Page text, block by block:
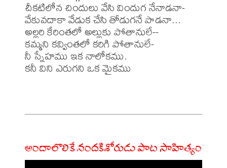
చీకటిలోన చిందులు వేసి విందుగ నేనాడనా-
వేకువదాకా వేడుక చేసి తోడుగనే పాడనా...
అల్లరి కేరింతలో అల్లుకు పోతానులే--
కమ్మని కవ్వింతలో కరిగి పోతానులే-
నీ స్నేహము ఇక నాలోకము.
కనీ విని ఎరుగని ఒక మైకము
అందాలొలికే నందకిశోరుడు పాట సాహిత్యం